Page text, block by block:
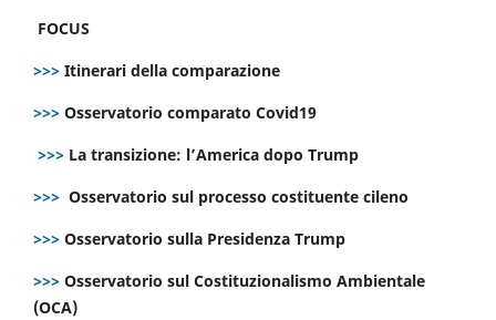
FOCUS
>>> Itinerari della comparazione
>>> Osservatorio comparato Covid19
>>> La transizione: l’America dopo Trump
>>> Osservatorio sul processo costituente cileno
>>> Osservatorio sulla Presidenza Trump
>>> Osservatorio sul Costituzionalismo Ambientale
(OCA)